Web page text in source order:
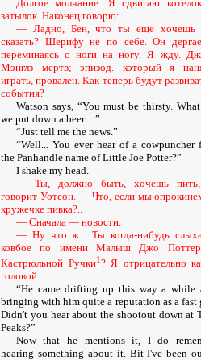
Долгое молчание. Я сдвигаю
затылок. Наконец говорю:
— Ладно, Бен, что ты еще хочешь
сказать? Шерифу не по себе. Он
переминаясь с ноги на ногу. Я жду.
Мэнглз мертв; эпизод. который я
играть, провален. Как теперь будут
события?
Watson says, “You must be thirsty.
we put down a beer…”
“Just tell me the news.”
“Well... You ever hear of a cowpuncher
the Panhandle name of Little Joe Potter?”
I shake my head.
— Ты, должно быть, хочешь
говорит Уотсон. — Что, если мы
кружечке пивка?..
— Сначала — новости.
— Ну что ж... Ты когда-нибудь
ковбое по имени Малыш Джо
Кастрюльной Ручки1? Я отрицательно
головой.
“He came drifting up this way a while
bringing with him quite a reputation as a fast
Didn't you hear about the shootout down at
Peaks?”
Now that he mentions it, I do
hearing something about it. Bit I've been